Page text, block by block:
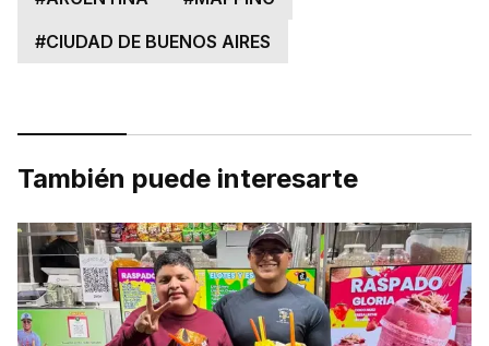
#CIUDAD DE BUENOS AIRES
También puede interesarte